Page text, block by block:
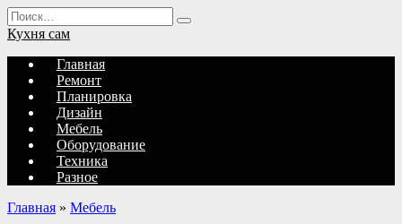
Перейти
к
содержанию
Search
for:
Кухня сам
Главная
Ремонт
Планировка
Дизайн
Мебель
Оборудование
Техника
Разное
Главная » Мебель